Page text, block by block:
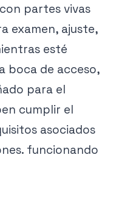
partes vivas
examen, ajuste,
esté
boca de acceso,
para el
cumplir el
asociados
funcionando